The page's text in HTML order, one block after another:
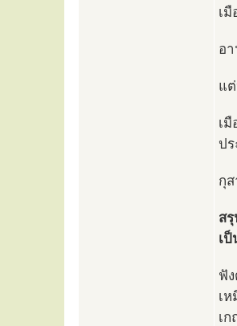
เ
อ
แ
เ
ป
กุ
ส
เ
ฟั
เ
เ